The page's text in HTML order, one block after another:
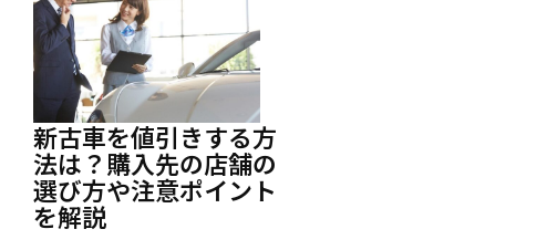
新古車を値引きする方
法は？購入先の店舗の
選び方や注意ポイント
を解説